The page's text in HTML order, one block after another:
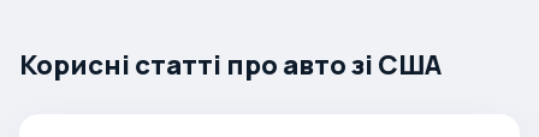
Корисні статті про авто зі США